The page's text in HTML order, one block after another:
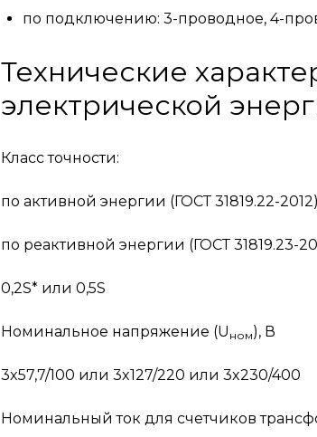
по подключению: 3-проводное, 4-
Технические
электрической
Класс точности:
по активной энергии (ГОСТ 31819.22-2012)
по реактивной энергии (ГОСТ 31819.23-
0,2S* или 0,5S
Номинальное напряжение (U ном), В
3x57,7/100 или 3x127/220 или 3x230/400
Номинальный ток для счетчиков